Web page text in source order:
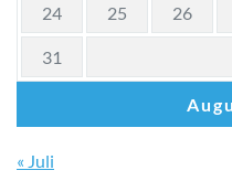
24 25 26
31
« Juli